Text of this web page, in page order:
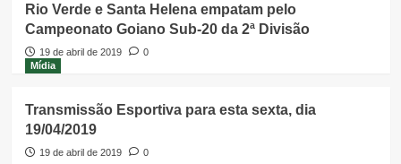
Rio Verde e Santa Helena empatam pelo
Campeonato Goiano Sub-20 da 2ª Divisão
19 de abril de 2019
0
Mídia
Transmissão Esportiva para esta sexta, dia
19/04/2019
19 de abril de 2019 0